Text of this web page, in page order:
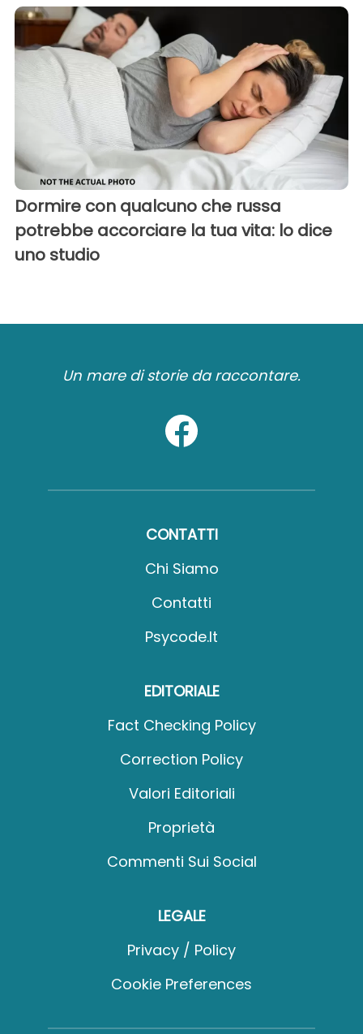
Dormire con qualcuno che russa
potrebbe accorciare la tua vita: lo dice
uno studio
Un mare di storie da raccontare.
CONTATTI
Chi Siamo
Contatti
Psycode.it
EDITORIALE
Fact Checking Policy
Correction Policy
Valori Editoriali
Proprietà
Commenti Sui Social
LEGALE
Privacy / Policy
Cookie Preferences